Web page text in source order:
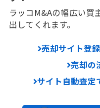
ラッコM&Aの幅広い買
出してくれます。
売却サイト登
売却の
サイト自動査定